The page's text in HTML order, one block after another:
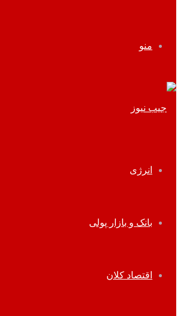
منو
انرژی
بانک و بازار پولی
اقتصاد کلان